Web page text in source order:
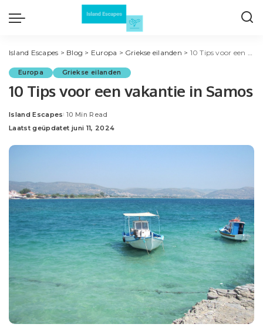
Island Escapes > Blog > Europa > Griekse eilanden > 10 Tips voor een vakantie in Samos
Europa Griekse eilanden
10 Tips voor een vakantie in Samos
Posted
by
Island Escapes 10 Min Read
Laatst geüpdatet juni 11, 2024